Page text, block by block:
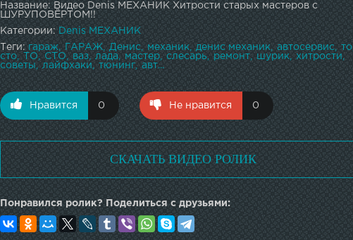
Название: Видео Denis МЕХАНИК Хитрости старых мастеров с
ШУРУПОВЁРТОМ!!
Категории:Denis МЕХАНИК
Теги: гараж ГАРАЖ Денис механик денис механик автосервис
то
сто
ТО СТО ваз лада мастер слесарь ремонт шурик
хитрости
советы
лайфхаки тюнинг авт...
Нравится 0 Не нравится 0
СКАЧАТЬ ВИДЕО РОЛИК
Понравился ролик? Поделиться с друзьями: